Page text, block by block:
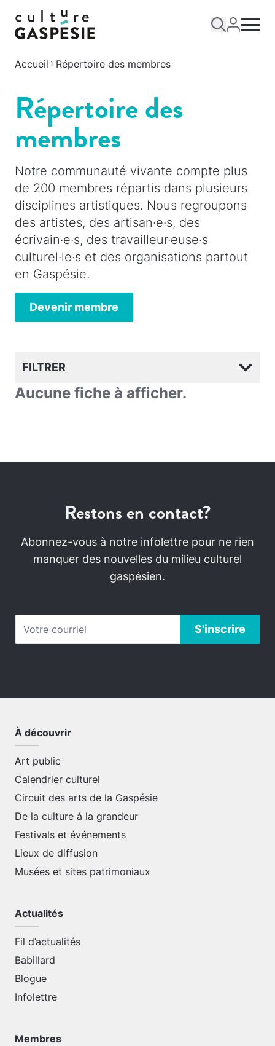
Accueil Répertoire des membres
Répertoire des
membres
Notre communauté vivante compte plus
de 200 membres répartis dans plusieurs
disciplines artistiques. Nous regroupons
des artistes, des artisan·e·s, des
écrivain·e·s, des travailleur·euse·s
culturel·le·s et des organisations partout
en Gaspésie.
Devenir membre
FILTRER
Aucune fiche à afficher.
Restons en contact?
Abonnez-vous à notre infolettre pour ne rien
manquer des nouvelles du milieu culturel
gaspésien.
À découvrir
Art public
Calendrier culturel
Circuit des arts de la Gaspésie
De la culture à la grandeur
Festivals et événements
Lieux de diffusion
Musées et sites patrimoniaux
Actualités
Fil d’actualités
Babillard
Blogue
Infolettre
Membres